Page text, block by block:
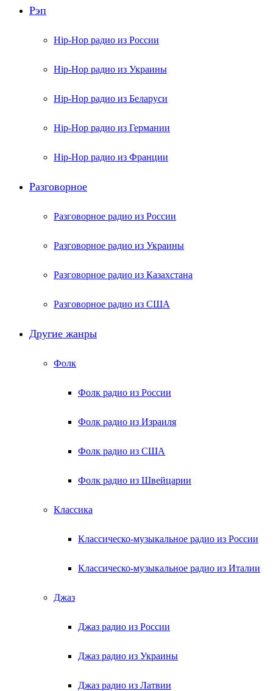
Рэп
Hip-Hop радио из России
Hip-Hop радио из Украины
Hip-Hop радио из Беларуси
Hip-Hop радио из Германии
Hip-Hop радио из Франции
Разговорное
Разговорное радио из России
Разговорное радио из Украины
Разговорное радио из Казахстана
Разговорное радио из США
Другие жанры
Фолк
Фолк радио из России
Фолк радио из Израиля
Фолк радио из США
Фолк радио из Швейцарии
Классика
Классическо-музыкальное радио из России
Классическо-музыкальное радио из Италии
Джаз
Джаз радио из России
Джаз радио из Украины
Джаз радио из Латвии